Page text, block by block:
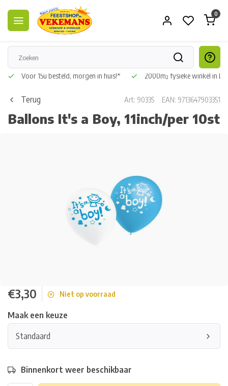
0
Voor 15u besteld, morgen in huis!* 2000m² fysieke winkel in
Terug Art: 90335 EAN: 9713647903351
Ballons It's a Boy, 11inch/per 10st
€3,30 Niet op voorraad
Maak een keuze
Standaard
Binnenkort weer beschikbaar